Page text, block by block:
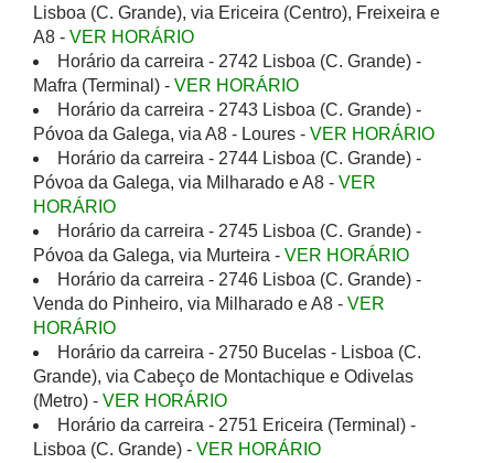
Lisboa (C. Grande), via Ericeira (Centro), Freixeira e
A8 - VER HORÁRIO
Horário da carreira - 2742 Lisboa (C. Grande) -
Mafra (Terminal) - VER HORÁRIO
Horário da carreira - 2743 Lisboa (C. Grande) -
Póvoa da Galega, via A8 - Loures - VER HORÁRIO
Horário da carreira - 2744 Lisboa (C. Grande) -
Póvoa da Galega, via Milharado e A8 - VER
HORÁRIO
Horário da carreira - 2745 Lisboa (C. Grande) -
Póvoa da Galega, via Murteira - VER HORÁRIO
Horário da carreira - 2746 Lisboa (C. Grande) -
Venda do Pinheiro, via Milharado e A8 - VER
HORÁRIO
Horário da carreira - 2750 Bucelas - Lisboa (C.
Grande), via Cabeço de Montachique e Odivelas
(Metro) - VER HORÁRIO
Horário da carreira - 2751 Ericeira (Terminal) -
Lisboa (C. Grande) - VER HORÁRIO